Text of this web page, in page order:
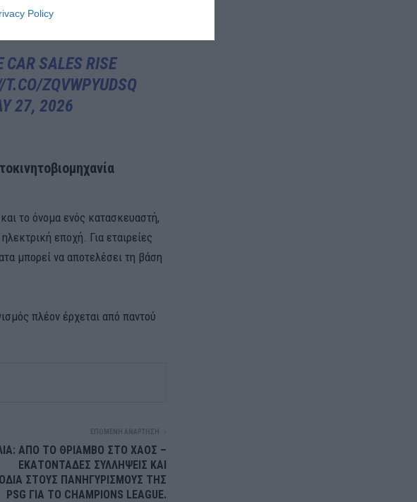
Policy
CAR SALES RISE
ZQVWPYUDSQ
27, 2026
το όνομα ενός κατασκευαστή,
εποχή. Για εταιρείες
μπορεί να αποτελέσει τη βάση
πλέον έρχεται από παντού
ΕΠΌΜΕΝΗ ΑΝΆΡΤΗΣΗ
ΑΠΟ ΤΟ ΘΡΙΑΜΒΟ ΣΤΟ ΧΑΟΣ –
ΕΚΑΤΟΝΤΑΔΕΣ ΣΥΛΛΗΨΕΙΣ ΚΑΙ
ΣΤΟΥΣ ΠΑΝΗΓΥΡΙΣΜΟΥΣ ΤΗΣ
PSG ΓΙΑ ΤΟ CHAMPIONS LEAGUE.